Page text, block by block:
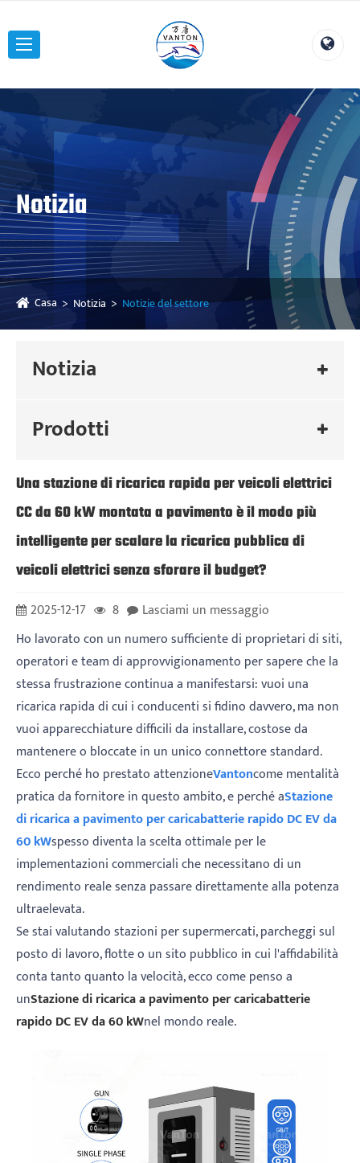
Notizia
Casa Notizia Notizie del settore
Notizia
Prodotti
Una stazione di ricarica rapida per veicoli elettrici
CC da 60 kW montata a pavimento è il modo più
intelligente per scalare la ricarica pubblica di
veicoli elettrici senza sforare il budget?
2025-12-17 8
Lasciami un messaggio
Ho lavorato con un numero sufficiente di proprietari di siti,
operatori e team di approvvigionamento per sapere che la
stessa frustrazione continua a manifestarsi: vuoi una
ricarica rapida di cui i conducenti si fidino davvero, ma non
vuoi apparecchiature difficili da installare, costose da
mantenere o bloccate in un unico connettore standard.
Ecco perché ho prestato attenzioneVantoncome mentalità
pratica da fornitore in questo ambito, e perché aStazione
di ricarica a pavimento per caricabatterie rapido DC EV da
60 kWspesso diventa la scelta ottimale per le
implementazioni commerciali che necessitano di un
rendimento reale senza passare direttamente alla potenza
ultraelevata.
Se stai valutando stazioni per supermercati, parcheggi sul
posto di lavoro, flotte o un sito pubblico in cui l'affidabilità
conta tanto quanto la velocità, ecco come penso a
unStazione di ricarica a pavimento per caricabatterie
rapido DC EV da 60 kWnel mondo reale.